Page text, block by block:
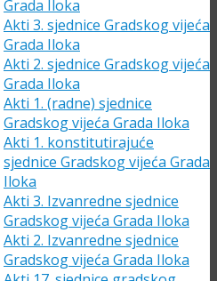
Grada Iloka
Akti 3. sjednice Gradskog vijeća
Grada Iloka
Akti 2. sjednice Gradskog vijeća
Grada Iloka
Akti 1. (radne) sjednice
Gradskog vijeća Grada Iloka
Akti 1. konstitutirajuće
sjednice Gradskog vijeća Grada
Iloka
Akti 3. Izvanredne sjednice
Gradskog vijeća Grada Iloka
Akti 2. Izvanredne sjednice
Gradskog vijeća Grada Iloka